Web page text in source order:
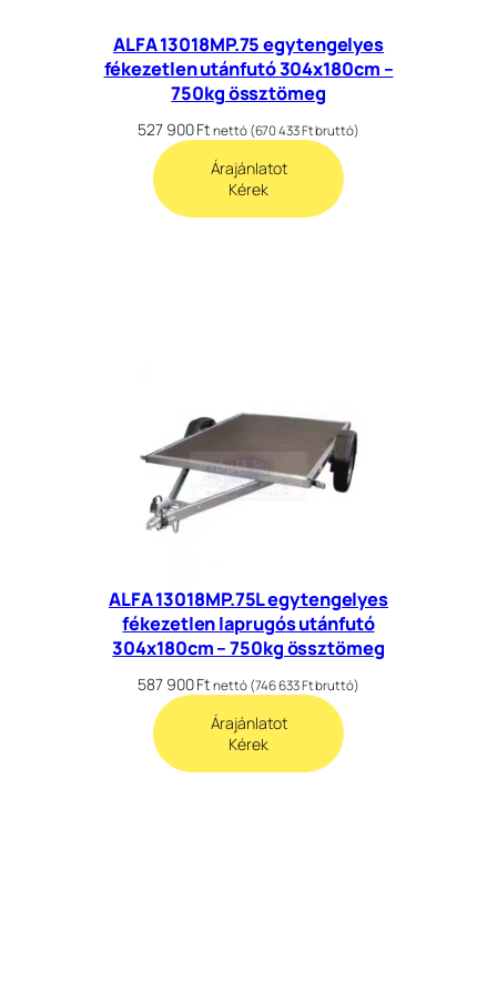
ALFA 13018MP.75 egytengelyes
fékezetlen utánfutó 304x180cm –
750kg össztömeg
527 900Ft nettó (670 433Ftbruttó)
Árajánlatot
Kérek
ALFA 13018MP.75L egytengelyes
fékezetlen laprugós utánfutó
304x180cm – 750kg össztömeg
587 900Ft nettó (746 633Ftbruttó)
Árajánlatot
Kérek